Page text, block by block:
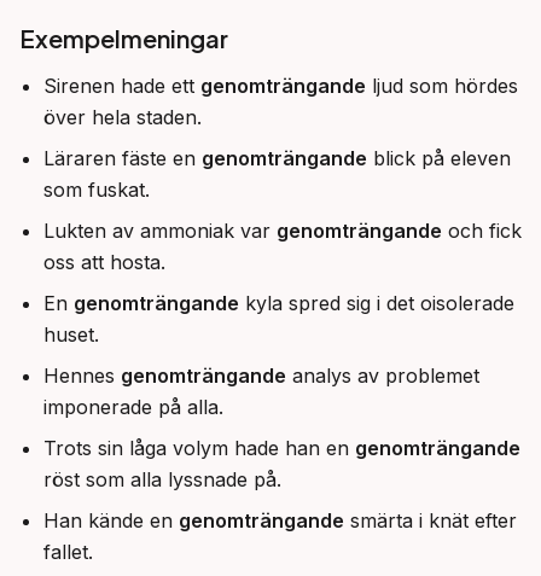
Exempelmeningar
Sirenen hade ett genomträngande ljud som hördes
över hela staden.
Läraren fäste en genomträngande blick på eleven
som fuskat.
Lukten av ammoniak var genomträngande och fick
oss att hosta.
En genomträngande kyla spred sig i det oisolerade
huset.
Hennes genomträngande analys av problemet
imponerade på alla.
Trots sin låga volym hade han en genomträngande
röst som alla lyssnade på.
Han kände en genomträngande smärta i knät efter
fallet.